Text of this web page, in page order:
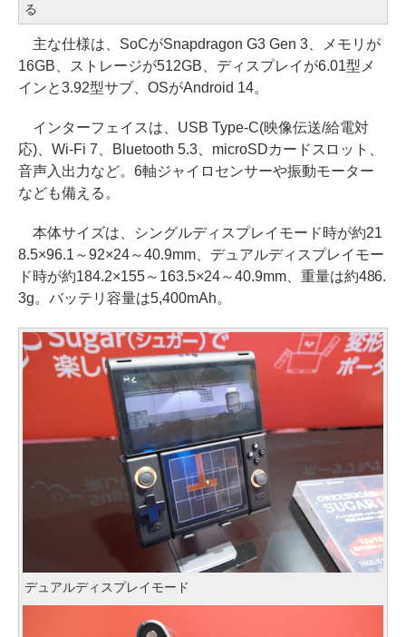
る
主な仕様は、SoCがSnapdragon G3 Gen 3、メモリが
16GB、ストレージが512GB、ディスプレイが6.01型メ
インと3.92型サブ、OSがAndroid 14。
インターフェイスは、USB Type-C(映像伝送/給電対
応)、Wi-Fi 7、Bluetooth 5.3、microSDカードスロット、
音声入出力など。6軸ジャイロセンサーや振動モーター
なども備える。
本体サイズは、シングルディスプレイモード時が約21
8.5×96.1～92×24～40.9mm、デュアルディスプレイモー
ド時が約184.2×155～163.5×24～40.9mm、重量は約486.
3g。バッテリ容量は5,400mAh。
デュアルディスプレイモード